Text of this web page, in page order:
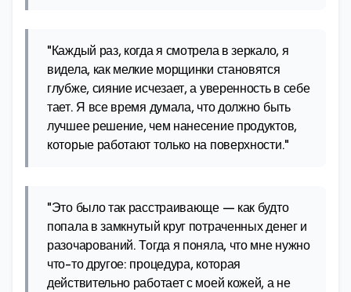
"Каждый раз, когда я смотрела в зеркало, я
видела, как мелкие морщинки становятся
глубже, сияние исчезает, а уверенность в себе
тает. Я все время думала, что должно быть
лучшее решение, чем нанесение продуктов,
которые работают только на поверхности."
"Это было так расстраивающе — как будто
попала в замкнутый круг потраченных денег и
разочарований. Тогда я поняла, что мне нужно
что-то другое: процедура, которая
действительно работает с моей кожей, а не